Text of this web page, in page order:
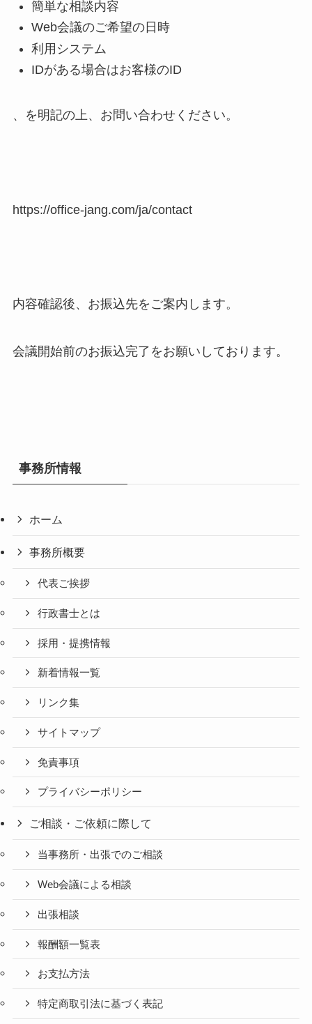
簡単な相談内容
Web会議のご希望の日時
利用システム
IDがある場合はお客様のID
、を明記の上、お問い合わせください。
https://office-jang.com/ja/contact
内容確認後、お振込先をご案内します。
会議開始前のお振込完了をお願いしております。
事務所情報
ホーム
事務所概要
代表ご挨拶
行政書士とは
採用・提携情報
新着情報一覧
リンク集
サイトマップ
免責事項
プライバシーポリシー
ご相談・ご依頼に際して
当事務所・出張でのご相談
Web会議による相談
出張相談
報酬額一覧表
お支払方法
特定商取引法に基づく表記